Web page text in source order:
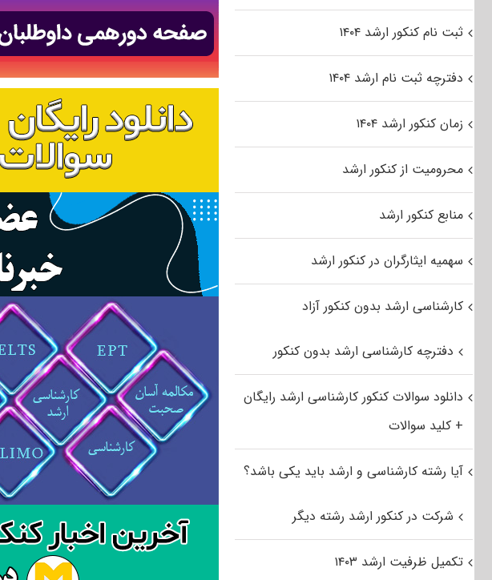
ثبت نام کنکور ارشد ۱۴۰۴
دفترچه ثبت نام ارشد ۱۴۰۴
زمان کنکور ارشد ۱۴۰۴
محرومیت از کنکور ارشد
منابع کنکور ارشد
سهمیه ایثارگران در کنکور ارشد
کارشناسی ارشد بدون کنکور آزاد
دفترچه کارشناسی ارشد بدون کنکور
دانلود سوالات کنکور کارشناسی ارشد رایگان
+ کلید سوالات
آیا رشته کارشناسی و ارشد باید یکی باشد؟
شرکت در کنکور ارشد رشته دیگر
تکمیل ظرفیت ارشد ۱۴۰۳